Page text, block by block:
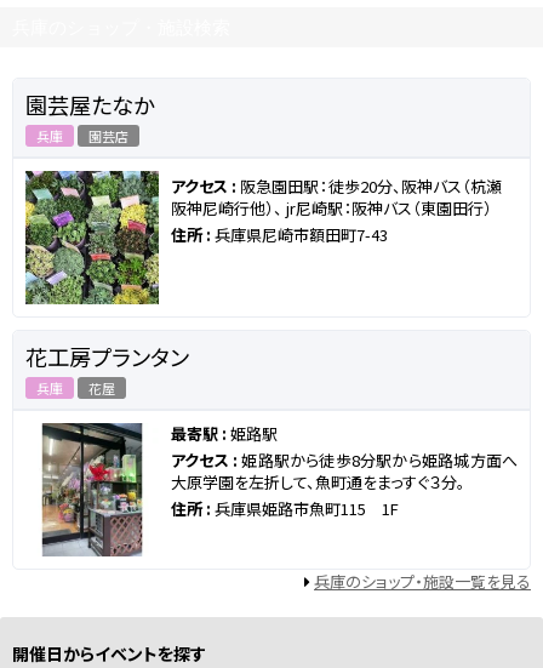
園芸屋たなか
兵庫 園芸店
アクセス : 阪急園田駅：徒歩20分、阪神バス（杭瀬
阪神尼崎行他）、 jr尼崎駅：阪神バス（東園田行）
住所 : 兵庫県尼崎市額田町7-43
花工房プランタン
兵庫 花屋
最寄駅 : 姫路駅
アクセス :姫路駅から徒歩8分駅から姫路城方面へ
大原学園を左折して、魚町通をまっすぐ３分。
住所 : 兵庫県姫路市魚町115 1F
兵庫のショップ・施設一覧を見る
開催日からイベントを探す